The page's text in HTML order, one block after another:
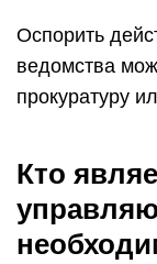
Оспорить
ведомства
прокуратуру
Кто